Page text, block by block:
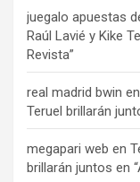
juegalo apuestas
Raúl Lavié y Kike
Revista”
real madrid bwin en
Teruel brillarán
megapari web en
brillarán juntos en